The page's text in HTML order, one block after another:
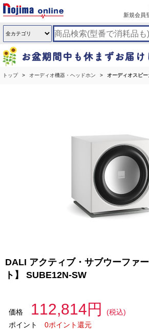
新規会員
トップ オーディオ機器・ヘッドホン オーディオスピー
DALI アクティブ・サブウーファ
ト】 SUBE12N-SW
価格 112,814円
(税込)
ポイント
0ポイント還元